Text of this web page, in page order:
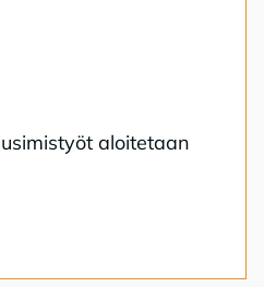
aloi­te­taan
alkaa